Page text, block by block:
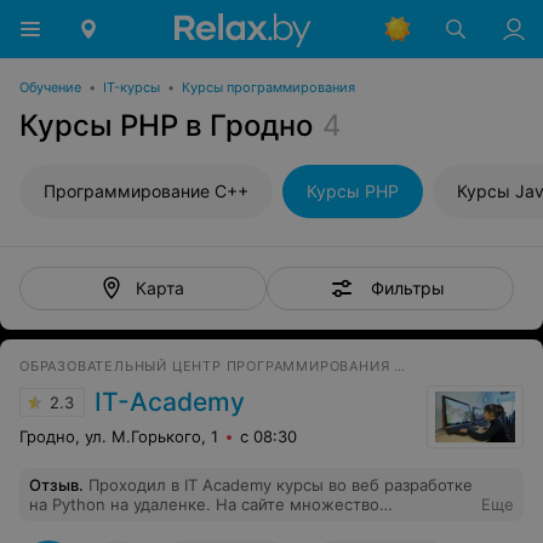
Обучение • IT-курсы • Курсы программирования
Курсы PHP в Гродно 4
Программирование С++ Курсы PHP Курсы
Карта Фильтры
ОБРАЗОВАТЕЛЬНЫЙ ЦЕНТР ПРОГРАММИРОВАНИЯ И ВЫСОКИХ ТЕХНОЛОГИЙ
2.3 IT-Academy
Гродно, ул. М.Горького, 1 с 08:30
Отзыв. Проходил в IT Academy курсы во веб разработке
на Python на удаленке. На сайте множество
Еще